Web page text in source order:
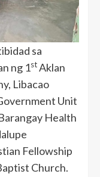
sa
ng 1stAklan
Libacao
Unit
Health
Fellowship
Church.